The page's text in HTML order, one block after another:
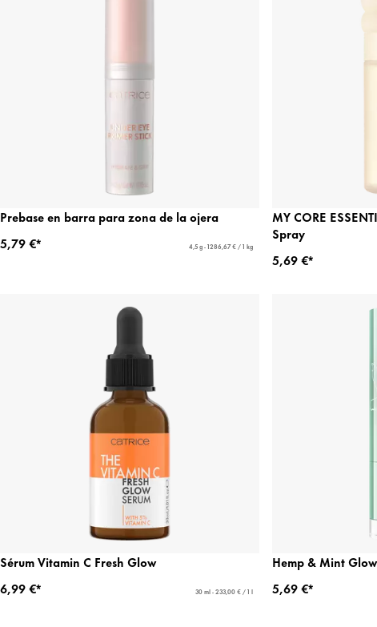
Prebase en barra para zona de la ojera
5,79 €*
4,5 g - 1286,67 € / 1 kg
MY CORE
Spray
5,69 €*
Sérum Vitamin C Fresh Glow
6,99 €*
30 ml - 233,00 € / 1 l
Hemp & Mint
5,69 €*